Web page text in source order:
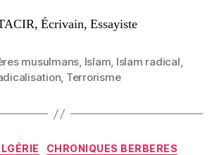
Écrivain, Essayiste
musulmans, Islam, Islam radical,
, Terrorisme
Catégories
CHRONIQUES BERBERES